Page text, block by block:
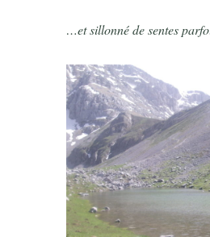
…et sillonné de sentes